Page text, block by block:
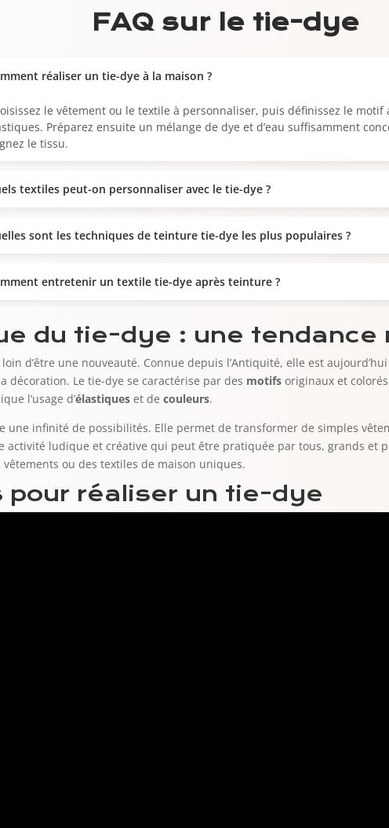
FAQ sur le tie-dye
réaliser un tie-dye à la maison ?
le vêtement ou le textile à personnaliser, puis définissez le motif
Préparez ensuite un mélange de dye et d’eau suffisamment
le tissu.
textiles peut-on personnaliser avec le tie-dye ?
sont les techniques de teinture tie-dye les plus populaires ?
entretenir un textile tie-dye après teinture ?
du tie-dye : une tendance
d’être une nouveauté. Connue depuis l’Antiquité, elle est
décoration. Le tie-dye se caractérise par des motifs originaux et
l’usage d’élastiques et decouleurs.
une infinité de possibilités. Elle permet de transformer de simples
activité ludique et créative qui peut être pratiquée par tous, grands et
ou des textiles de maison uniques.
pour réaliser un tie-dye